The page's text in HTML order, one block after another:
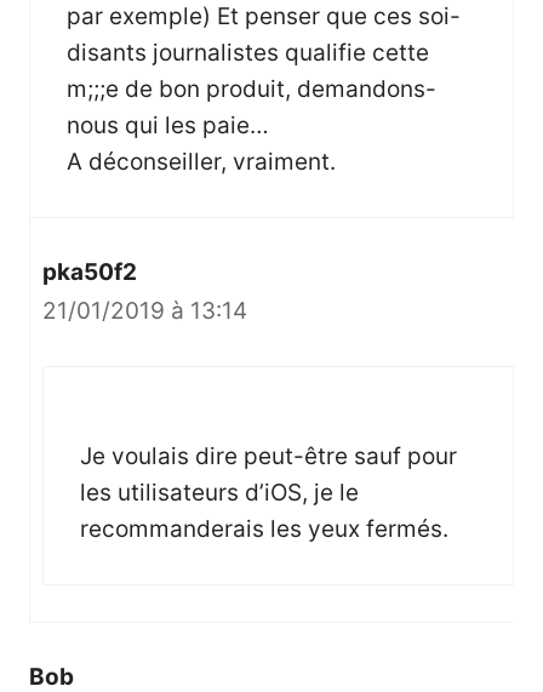
par exemple) Et penser que ces soi-
disants journalistes qualifie cette
m;;;e de bon produit, demandons-
nous qui les paie…
A déconseiller, vraiment.
pka50f2
21/01/2019 à 13:14
Je voulais dire peut-être sauf pour
les utilisateurs d’iOS, je le
recommanderais les yeux fermés.
Bob